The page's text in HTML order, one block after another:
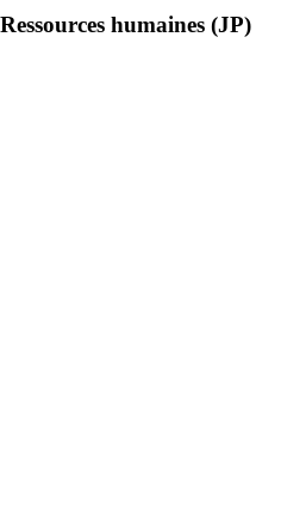
humaines (JP)